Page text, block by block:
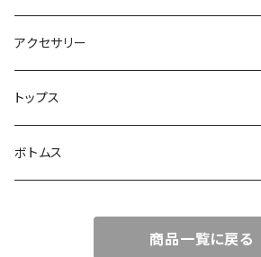
アクセサリー
バック
キャップ
トップス
アウター
ボトムス
商品一覧に戻る